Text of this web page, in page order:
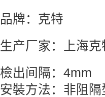
品牌：克特
生产厂家：上海
檢出间隔：4mm
安裝方法：非阻